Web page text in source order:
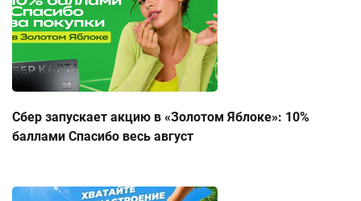
Сбер запускает акцию в «Золотом Яблоке»: 10%
баллами Спасибо весь август